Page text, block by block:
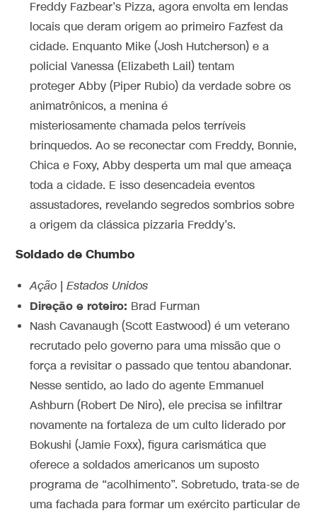
Freddy Fazbear’s Pizza, agora envolta em lendas
locais que deram origem ao primeiro Fazfest da
cidade. Enquanto Mike (Josh Hutcherson) e a
policial Vanessa (Elizabeth Lail) tentam
proteger Abby (Piper Rubio) da verdade sobre os
animatrônicos, a menina é
misteriosamente chamada pelos terríveis
brinquedos. Ao se reconectar com Freddy, Bonnie,
Chica e Foxy, Abby desperta um mal que ameaça
toda a cidade. E isso desencadeia eventos
assustadores, revelando segredos sombrios sobre
a origem da clássica pizzaria Freddy’s.
Soldado de Chumbo
Ação | Estados Unidos
Direção e roteiro: Brad Furman
Nash Cavanaugh (Scott Eastwood) é um veterano
recrutado pelo governo para uma missão que o
força a revisitar o passado que tentou abandonar.
Nesse sentido, ao lado do agente Emmanuel
Ashburn (Robert De Niro), ele precisa se infiltrar
novamente na fortaleza de um culto liderado por
Bokushi (Jamie Foxx), figura carismática que
oferece a soldados americanos um suposto
programa de “acolhimento”.Sobretudo, trata-se de
uma fachada para formar um exército particular de